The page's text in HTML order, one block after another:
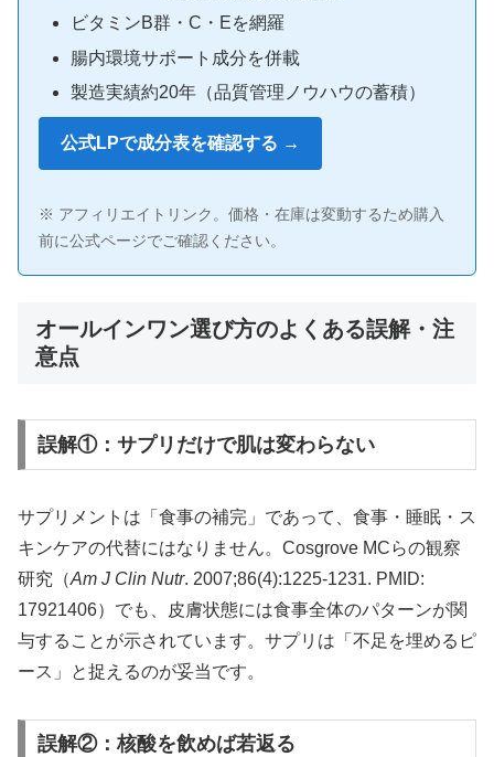
ビタミンB群・C・Eを網羅
腸内環境サポート成分を併載
製造実績約20年（品質管理ノウハウの蓄積）
公式LPで成分表を確認する →
※ アフィリエイトリンク。価格・在庫は変動するため購入
前に公式ページでご確認ください。
オールインワン選び方のよくある誤解・注
意点
誤解①：サプリだけで肌は変わらない
サプリメントは「食事の補完」であって、食事・睡眠・ス
キンケアの代替にはなりません。Cosgrove MCらの観察
研究（Am J Clin Nutr. 2007;86(4):1225-1231. PMID:
17921406）でも、皮膚状態には食事全体のパターンが関
与することが示されています。サプリは「不足を埋めるピ
ース」と捉えるのが妥当です。
誤解②：核酸を飲めば若返る